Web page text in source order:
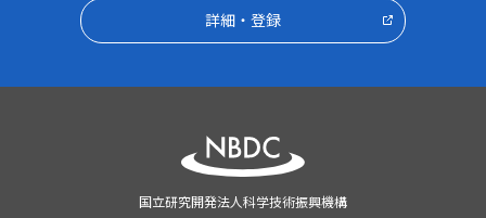
詳細・登録
国立研究開発法人科学技術振興機構